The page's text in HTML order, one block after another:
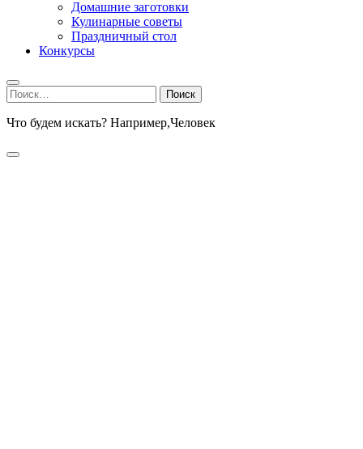
Домашние заготовки
Кулинарные советы
Праздничный стол
Конкурсы
Найти:
Что будем искать? Например,Человек